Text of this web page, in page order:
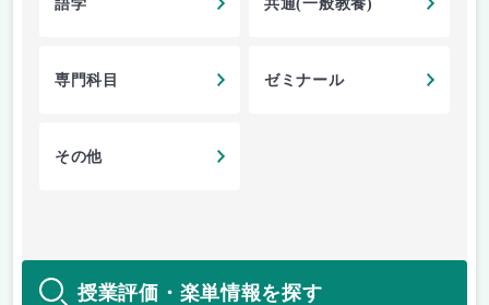
語学 共通(一般教養)
専門科目 ゼミナール
その他
授業評価・楽単情報を探す